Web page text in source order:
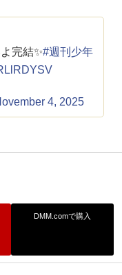
完結✨#週刊少年
4, 2025
DMM.comで購入